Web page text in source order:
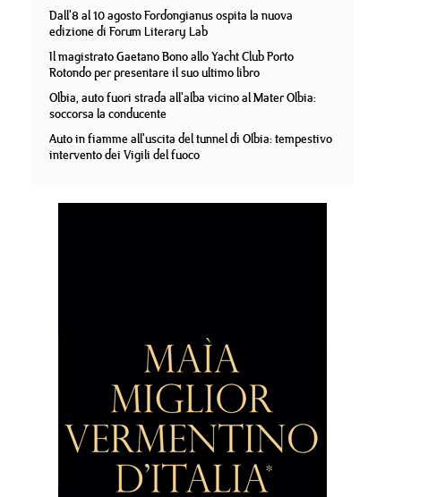
Dall'8 al 10 agosto Fordongianus ospita la nuova
edizione di Forum Literary Lab
Il magistrato Gaetano Bono allo Yacht Club Porto
Rotondo per presentare il suo ultimo libro
Olbia, auto fuori strada all'alba vicino al Mater Olbia:
soccorsa la conducente
Auto in fiamme all'uscita del tunnel di Olbia: tempestivo
intervento dei Vigili del fuoco